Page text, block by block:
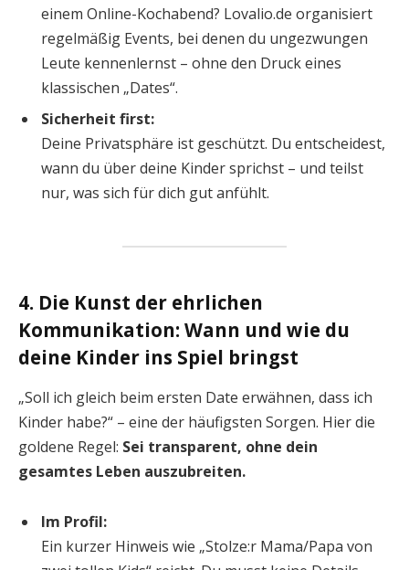
einem Online-Kochabend? Lovalio.de organisiert
regelmäßig Events, bei denen du ungezwungen
Leute kennenlernst – ohne den Druck eines
klassischen „Dates“.
Sicherheit first:
Deine Privatsphäre ist geschützt. Du entscheidest,
wann du über deine Kinder sprichst – und teilst
nur, was sich für dich gut anfühlt.
4. Die Kunst der ehrlichen
Kommunikation: Wann und wie du
deine Kinder ins Spiel bringst
„Soll ich gleich beim ersten Date erwähnen, dass ich
Kinder habe?“ – eine der häufigsten Sorgen. Hier die
goldene Regel: Sei transparent, ohne dein
gesamtes Leben auszubreiten.
Im Profil:
Ein kurzer Hinweis wie „Stolze:r Mama/Papa von